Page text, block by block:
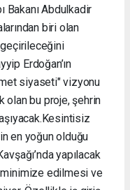
Bakanı Abdulkadir
biri olan
geçirileceğini
Erdoğan’ın
siyaseti" vizyonu
olan bu proje, şehrin
​Kesintisiz
en yoğun olduğu
yapılacak
edilmesi ve